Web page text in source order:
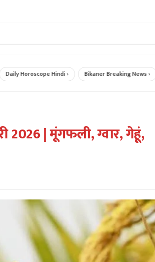
Hindi › Bikaner Breaking News › आज
2026 | मूंगफली, ग्वार, गेहूं,